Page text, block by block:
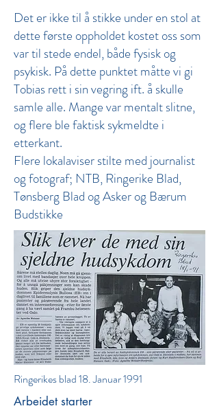
Det er ikke til å stikke under en stol at
dette første oppholdet kostet oss som
var til stede endel, både fysisk og
psykisk. På dette punktet måtte vi gi
Tobias rett i sin vegring ift. å skulle
samle alle. Mange var mentalt slitne,
og flere ble faktisk sykmeldte i
etterkant.
Flere lokalaviser stilte med journalist
og fotograf; NTB, Ringerike Blad,
Tønsberg Blad og Asker og Bærum
Budstikke
Ringerikes blad 18. Januar 1991
Arbeidet starter